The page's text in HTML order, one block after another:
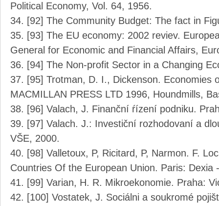
Political Economy, Vol. 64, 1956.
[92] The Community Budget: The fact in
[93] The EU economy: 2002 reviev.
General for Economic and Financial Affairs,
[94] The Non-profit Sector in a Changing
[95] Trotman, D. I., Dickenson. Economies
MACMILLAN PRESS LTD 1996, Houndmills,
[96] Valach, J. Finanční ŕízení podniku.
[97] Valach. J.: Investiční rozhodovaní a
VŠE, 2000.
[98] Valletoux, P, Ricitard, P, Narmon. F.
Countries Of the European Union. Paris: Dexia
[99] Varian, H. R. Mikroekonomie. Praha:
[100] Vostatek, J. Sociálni a soukromé